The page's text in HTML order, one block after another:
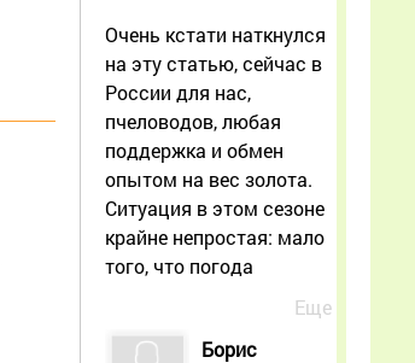
Очень кстати наткнулся
на эту статью, сейчас в
России для нас,
пчеловодов, любая
поддержка и обмен
опытом на вес золота.
Ситуация в этом сезоне
крайне непростая: мало
того, что погода
Еще
Борис